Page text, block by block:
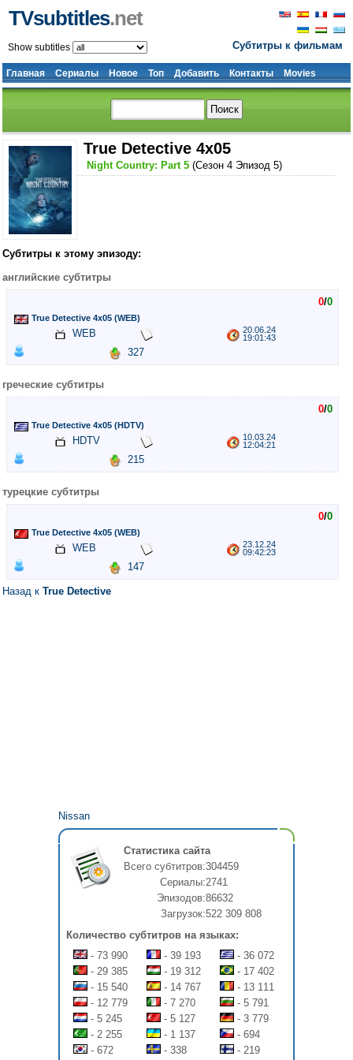
Субтитры к фильмам
TVsubtitles.net
Главная Сериалы Новое Топ Добавить Контакты Movies
Show subtitles
True Detective 4x05
Night Country: Part 5 (Сезон 4 Эпизод 5)
Субтитры к этому эпизоду:
английские субтитры
0/0
True Detective 4x05 (WEB)
WEB
20.06.24
19:01:43
327
греческие субтитры
0/0
True Detective 4x05 (HDTV)
HDTV
10.03.24
12:04:21
215
турецкие субтитры
0/0
True Detective 4x05 (WEB)
WEB
23.12.24
09:42:23
147
Назад к True Detective
Nissan
Статистика сайта
Всего субтитров:304459
Сериалы:2741
Эпизодов:86632
Загрузок:522 309 808
Количество субтитров на языках:
- 73 990
- 39 193
- 36 072
- 29 385
- 19 312
- 17 402
- 15 540
- 14 767
- 13 111
- 12 779
- 7 270
- 5 791
- 5 245
- 5 127
- 3 779
- 2 255
- 1 137
- 694
- 672
- 338 - 219